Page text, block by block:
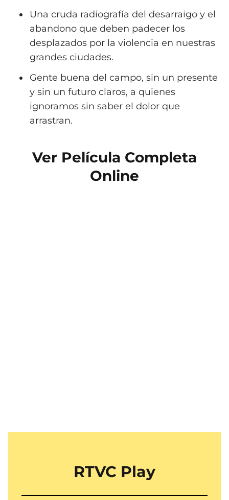
Una cruda radiografía del desarraigo y el
abandono que deben padecer los
desplazados por la violencia en nuestras
grandes ciudades.
Gente buena del campo, sin un presente
y sin un futuro claros, a quienes
ignoramos sin saber el dolor que
arrastran.
Ver Película Completa
Online
RTVC Play